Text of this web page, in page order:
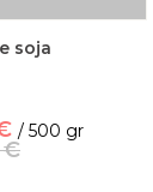
soja
/ 500 gr
€